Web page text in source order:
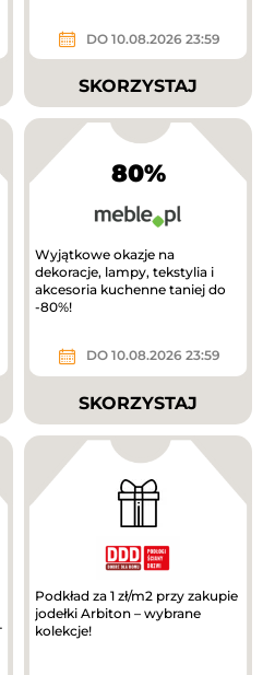
DO 10.08.2026 23:59
SKORZYSTAJ
80%
Wyjątkowe okazje na
dekoracje, lampy, tekstylia i
akcesoria kuchenne taniej do
-80%!
DO 10.08.2026 23:59
SKORZYSTAJ
Podkład za 1 zł/m2 przy zakupie
jodełki Arbiton – wybrane
kolekcje!